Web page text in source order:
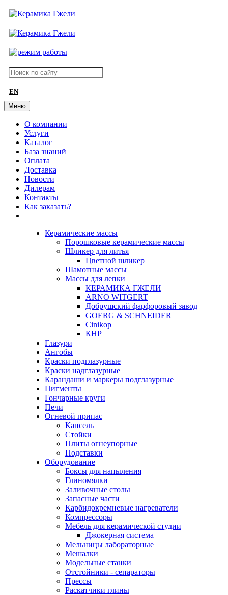
EN
Меню
О компании
Услуги
Каталог
База знаний
Оплата
Доставка
Новости
Дилерам
Контакты
Как заказать?
Керамические массы
Порошковые керамические массы
Шликер для литья
Цветной шликер
Шамотные массы
Массы для лепки
КЕРАМИКА ГЖЕЛИ
ARNO WITGERT
Добрушский фарфоровый завод
GOERG & SCHNEIDER
Cinikop
КНР
Глазури
Ангобы
Краски подглазурные
Краски надглазурные
Карандаши и маркеры подглазурные
Пигменты
Гончарные круги
Печи
Огневой припас
Капсель
Стойки
Плиты огнеупорные
Подставки
Оборудование
Боксы для напыления
Глиномялки
Заливочные столы
Запасные части
Карбидокремневые нагреватели
Компрессоры
Мебель для керамической студии
Джокерная система
Мельницы лабораторные
Мешалки
Модельные станки
Отстойники - сепараторы
Прессы
Раскатчики глины